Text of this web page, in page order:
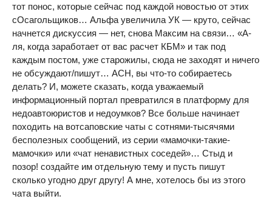
тот понос, которые сейчас под каждой новостью от этих
сОсагольщиков… Альфа увеличила УК — круто, сейчас
начнется дискуссия — нет, снова Максим на связи… «А-
ля, когда заработает от вас расчет КБМ» и так под
каждым постом, уже старожилы, сюда не заходят и ничего
не обсуждают/пишут… АСН, вы что-то собираетесь
делать? И, можете сказать, когда уважаемый
информационный портал превратился в платформу для
недоавтоюристов и недоумков? Все больше начинает
походить на вотсаповские чаты с сотнями-тысячями
бесполезных сообщений, из серии «мамочки-такие-
мамочки» или «чат ненавистных соседей»… Стыд и
позор! создайте им отдельную тему и пусть пишут
сколько угодно друг другу! А мне, хотелось бы из этого
чата выйти.